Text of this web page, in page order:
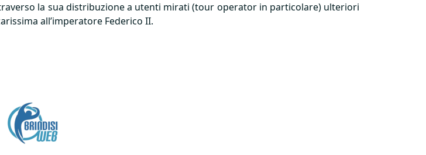
la sua distribuzione a utenti mirati (tour operator in particolare) ulteriori
all’imperatore Federico II.